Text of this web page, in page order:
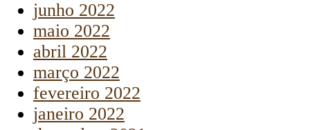
junho 2022
maio 2022
abril 2022
março 2022
fevereiro 2022
janeiro 2022